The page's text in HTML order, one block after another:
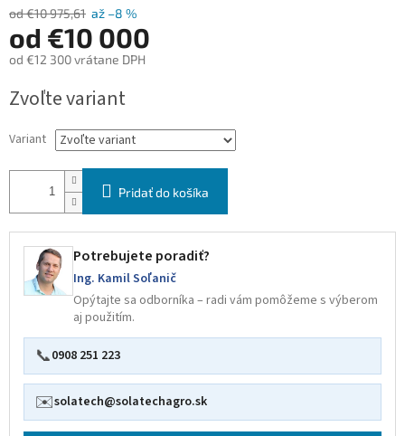
od €10 975,61 až –8 %
od €10 000
od €12 300vrátane DPH
cena:
Zvoľte variant
Variant
Pridať do košíka
Potrebujete poradiť?
Ing. Kamil Soľanič
Opýtajte sa odborníka – radi vám pomôžeme s výberom
aj použitím.
📞0908 251 223
✉️solatech@solatechagro.sk